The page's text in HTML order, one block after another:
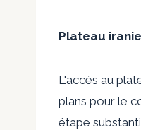
Plateau
L'accès au
plans pour le
étape